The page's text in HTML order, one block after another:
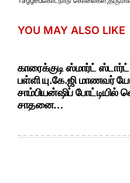
YOU MAY ALSO LIKE
காரைக்குடி ஸ்மார்ட்
பள்ளி யு.கே.ஜி மாணவர்
சாம்பியன்ஷிப் போட்டியில்
சாதனை…